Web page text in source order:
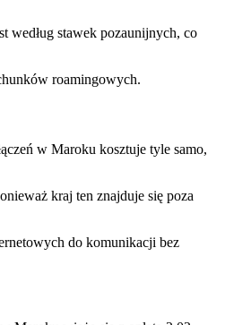
według stawek pozaunijnych, co
roamingowych.
w Maroku kosztuje tyle samo,
kraj ten znajduje się poza
do komunikacji bez